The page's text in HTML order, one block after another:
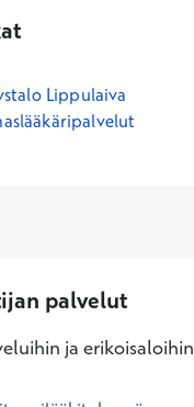
Lippulaiva
palvelut
ja erikoisaloihin